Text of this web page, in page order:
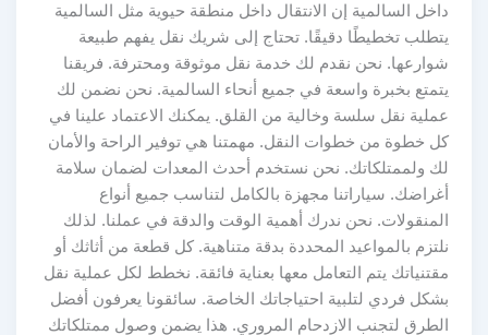
داخل السالمية إن الانتقال داخل منطقة حيوية مثل السالمية
يتطلب تخطيطًا دقيقًا. تحتاج إلى شريك نقل يفهم طبيعة
شوارعها. نحن نقدم لك خدمة نقل موثوقة ومحترفة. فريقنا
يتمتع بخبرة واسعة في جميع أنحاء السالمية. نحن نضمن لك
عملية نقل سلسة وخالية من القلق. يمكنك الاعتماد علينا في
كل خطوة من خطوات النقل. مهمتنا هي توفير الراحة والأمان
لك ولممتلكاتك. نحن نستخدم أحدث المعدات لضمان سلامة
أغراضك. سياراتنا مجهزة بالكامل لتناسب جميع أنواع
المنقولات. نحن ندرك أهمية الوقت والدقة في عملنا. لذلك
نلتزم بالمواعيد المحددة بدقة متناهية. كل قطعة من أثاثك أو
مقتنياتك يتم التعامل معها بعناية فائقة. نخطط لكل عملية نقل
بشكل فردي لتلبية احتياجاتك الخاصة. سائقونا يعرفون أفضل
الطرق لتجنب الازدحام المروري. هذا يضمن وصول ممتلكاتك